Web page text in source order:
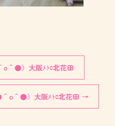
＾●）大阪ﾒﾄﾛ北花田
o＾●）大阪ﾒﾄﾛ北花田 →